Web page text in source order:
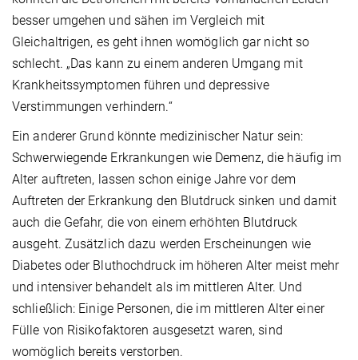
besser umgehen und sähen im Vergleich mit
Gleichaltrigen, es geht ihnen womöglich gar nicht so
schlecht. „Das kann zu einem anderen Umgang mit
Krankheitssymptomen führen und depressive
Verstimmungen verhindern.“
Ein anderer Grund könnte medizinischer Natur sein:
Schwerwiegende Erkrankungen wie Demenz, die häufig im
Alter auftreten, lassen schon einige Jahre vor dem
Auftreten der Erkrankung den Blutdruck sinken und damit
auch die Gefahr, die von einem erhöhten Blutdruck
ausgeht. Zusätzlich dazu werden Erscheinungen wie
Diabetes oder Bluthochdruck im höheren Alter meist mehr
und intensiver behandelt als im mittleren Alter. Und
schließlich: Einige Personen, die im mittleren Alter einer
Fülle von Risikofaktoren ausgesetzt waren, sind
womöglich bereits verstorben.